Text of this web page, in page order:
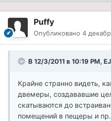
Puffy
Опубликовано 4
В 12/3/2011 в 10:19 PM,
Крайне странно видеть,
двемеры, создававшие
скатываются до
помещений в пещеры и